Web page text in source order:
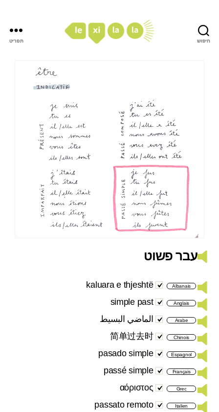
חיפוש תפריט
עבר פשוט
Albanais
kaluara e thjeshtë
Anglais
simple past
Arabe الماضي البسيط
Chinois
简单过去时
Espagnol
pasado simple
Français
passé simple
Grec
αόριστος
Italien
passato remoto